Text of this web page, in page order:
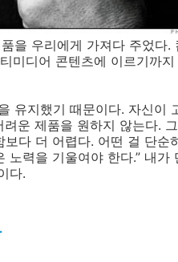
을 우리에게 가져다 주었다.
미디어 콘텐츠에 이르기까
유지했기 때문이다. 자신이
운 제품을 원하지 않는다.
다 더 어렵다. 어떤 걸 단순
노력을 기울여야 한다.” 내가
다.